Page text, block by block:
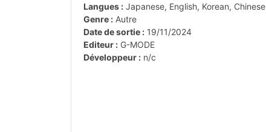
Langues : Japanese, English, Korean, Chinese
Genre : Autre
Date de sortie : 19/11/2024
Editeur : G-MODE
Développeur : n/c